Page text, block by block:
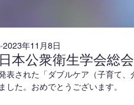
本公衆衛生学会総
2023年11月8日
表された「ダブルケア（子育て
した。おめでとうございます。